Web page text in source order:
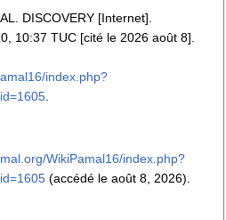
DISCOVERY [Internet].
10:37 TUC [cité le 2026 août 8].
index.php?
WikiPamal16/index.php?
(accédé le août 8, 2026).